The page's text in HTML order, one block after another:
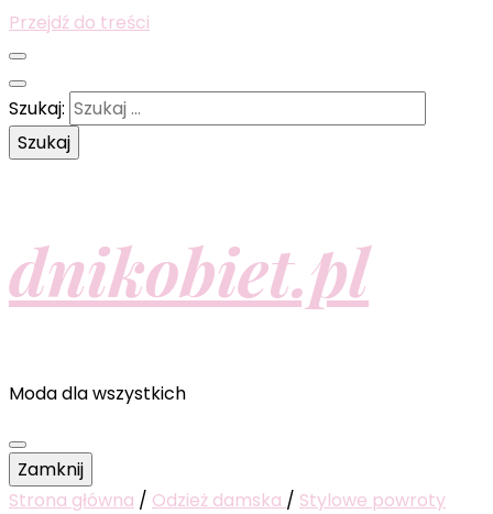
Przejdź do treści
Szukaj:
dnikobiet.pl
Moda dla wszystkich
Zamknij
Strona główna / Odzież damska / Stylowe powroty